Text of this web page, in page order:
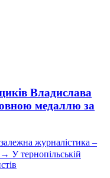
Владислава
медаллю за
журналістика –
→ У тернопільській